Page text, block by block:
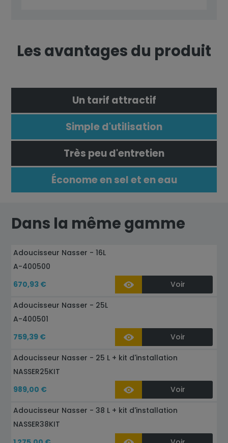
Les avantages du produit
Un tarif attractif
Simple d'utilisation
Très peu d'entretien
Économe en sel et en eau
Dans la même gamme
Adoucisseur Nasser - 16L
A-400500
670,93 €
Voir
Adoucisseur Nasser - 25L
A-400501
759,39 €
Voir
Adoucisseur Nasser - 25 L + kit d'installation
NASSER25KIT
989,00 €
Voir
Adoucisseur Nasser - 38 L + kit d'installation
NASSER38KIT